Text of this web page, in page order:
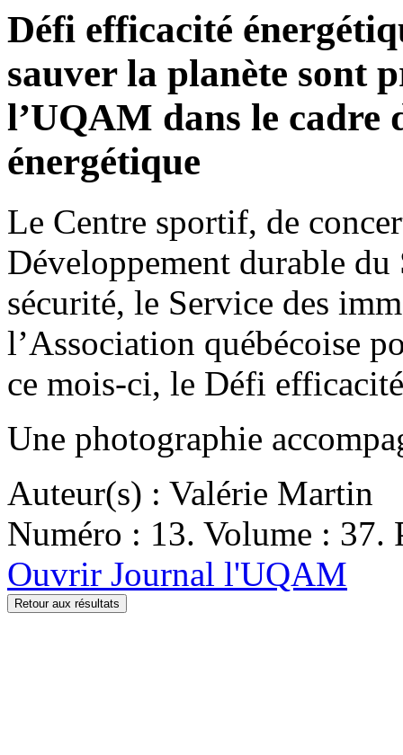
Défi efficacité
sauver la planète sont
l’UQAM dans le cadre
énergétique
Le Centre sportif, de
Développement durable
sécurité, le Service des
l’Association québécoise
ce mois-ci, le Défi
Une photographie
Auteur(s) : Valérie Martin
Numéro : 13. Volume : 37.
Ouvrir Journal l'UQAM
Retour aux résultats